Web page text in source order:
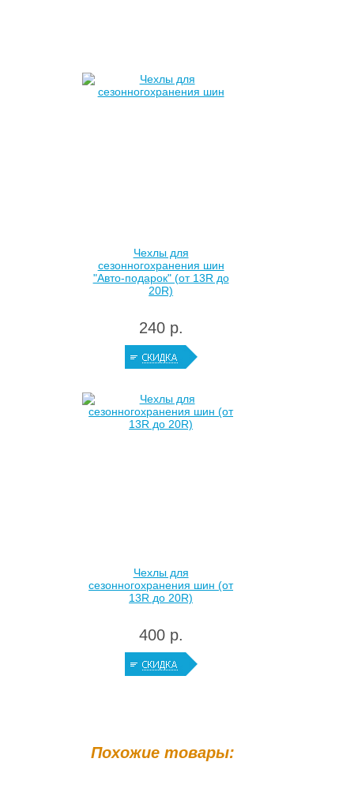
Похожие товары:
Чехлы для
сезонногохранения шин
"Авто-подарок" (от 13R до
20R)
240 р.
Чехлы для
сезонногохранения шин (от
13R до 20R)
400 р.